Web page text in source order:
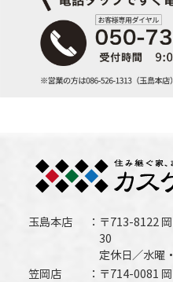
玉島本店
〒713-8122
30
定休日／水曜
笠岡店
〒714-0081